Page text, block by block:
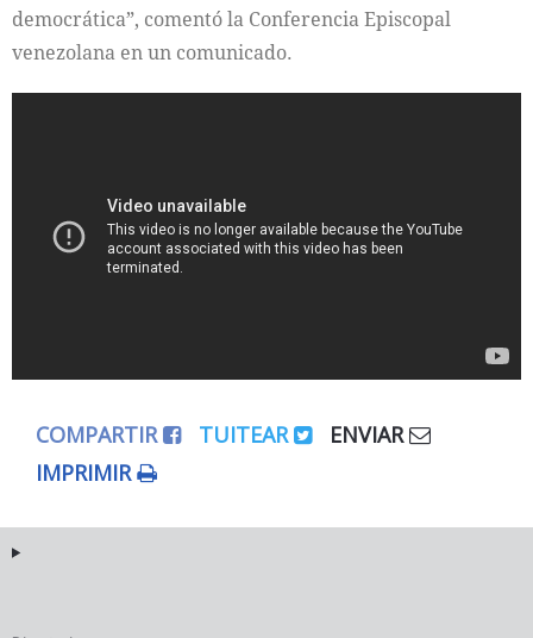
democrática”, comentó la Conferencia Episcopal
venezolana en un comunicado.
COMPARTIR TUITEAR
ENVIAR
IMPRIMIR